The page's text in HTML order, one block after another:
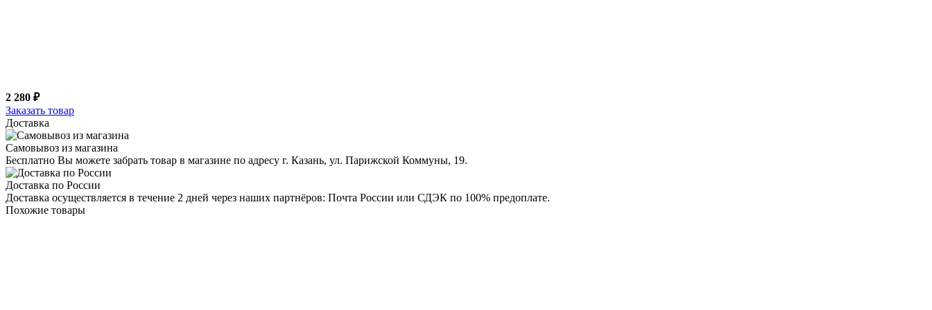
2 280 ₽
Заказать товар
Доставка
Самовывоз из магазина
Бесплатно Вы можете забрать товар в магазине по адресу г. Казань, ул. Парижской Коммуны, 19.
Доставка по России
Доставка осуществляется в течение 2 дней через наших партнёров: Почта России или СДЭК по 100% предоплате.
Похожие товары